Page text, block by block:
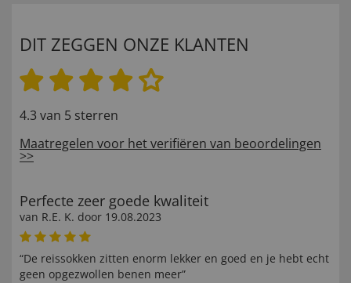
DIT ZEGGEN ONZE KLANTEN
4.3 van 5 sterren
Maatregelen voor het verifiëren van beoordelingen
>>
Perfecte zeer goede kwaliteit
van R.E. K. door 19.08.2023
“De reissokken zitten enorm lekker en goed en je hebt echt
geen opgezwollen benen meer”